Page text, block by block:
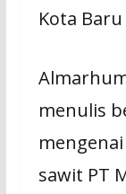
Kota
menulis
sawit PT